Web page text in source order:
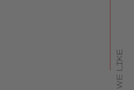
WE LIKE